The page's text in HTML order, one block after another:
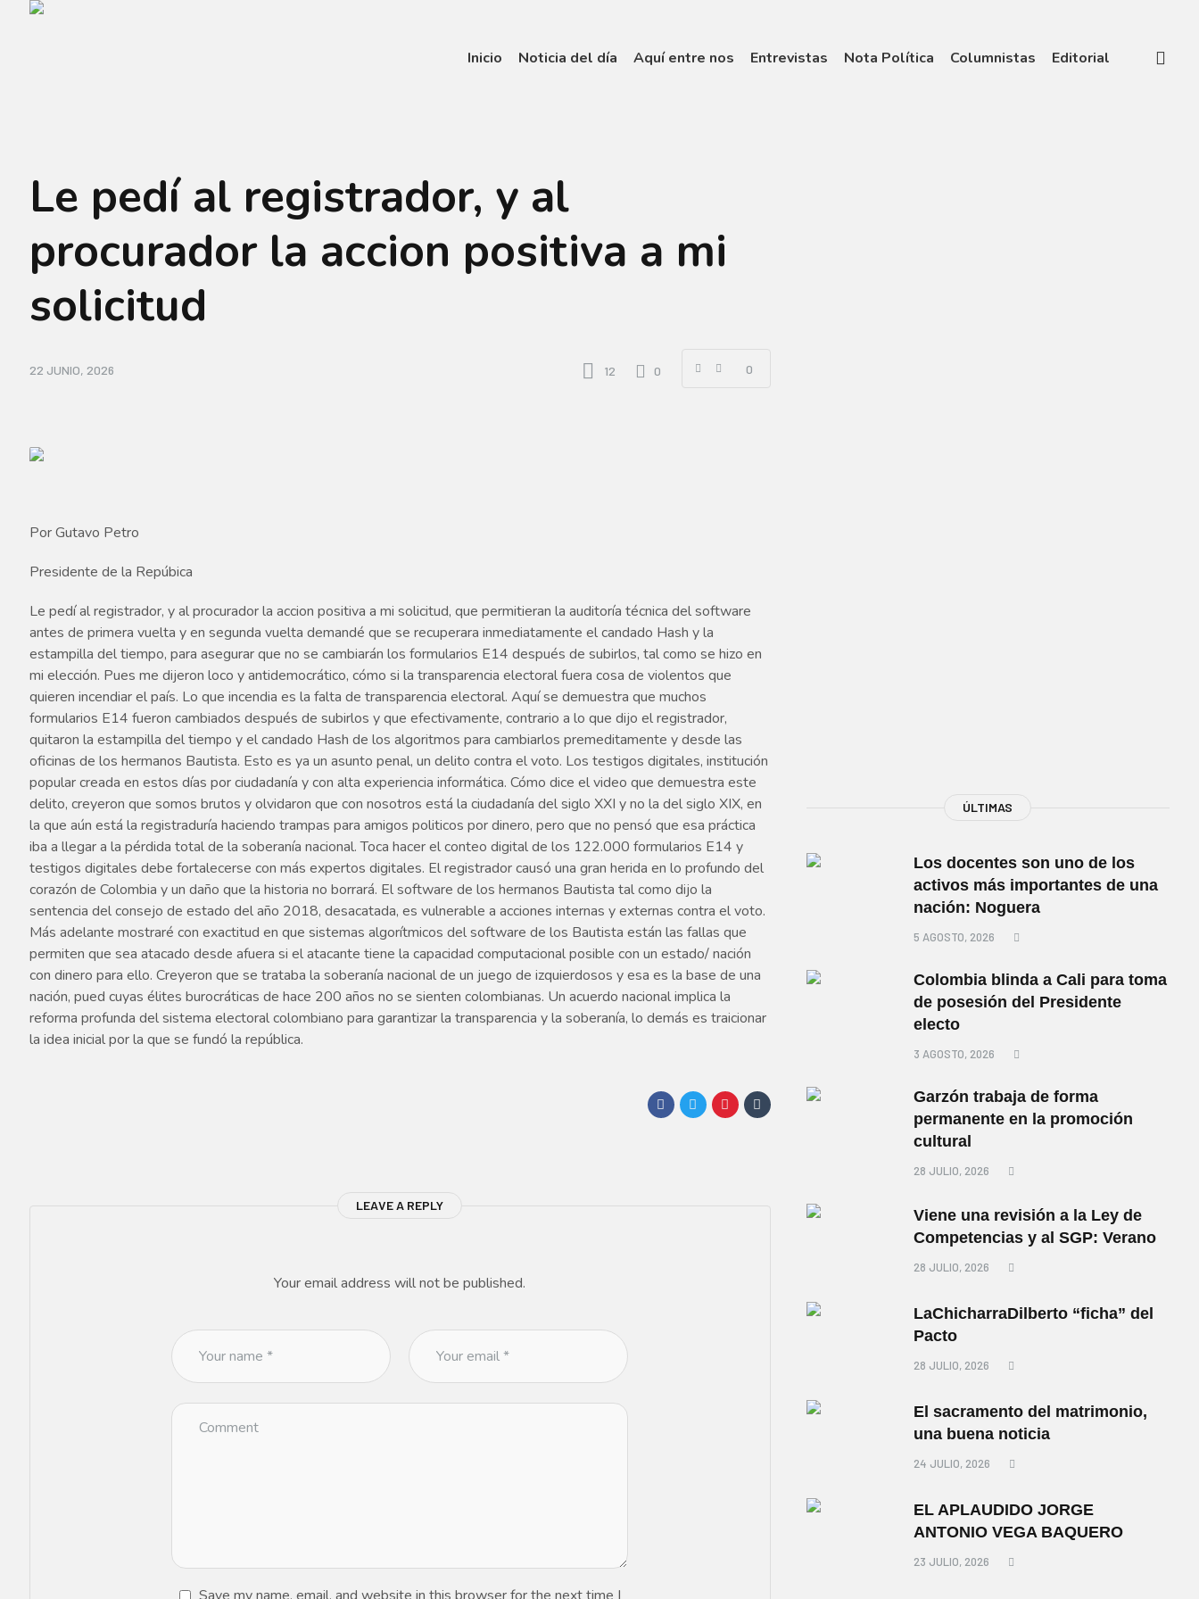
Inicio Noticia del día Aquí entre nos Entrevistas Nota Política Columnistas Editorial
Le pedí al registrador, y al
procurador la accion positiva a mi
solicitud
12 0 0
22 JUNIO, 2026
Por Gutavo Petro
Presidente de la Repúbica
Le pedí al registrador, y al procurador la accion positiva a mi solicitud, que permitieran la auditoría técnica del software
antes de primera vuelta y en segunda vuelta demandé que se recuperara inmediatamente el candado Hash y la
estampilla del tiempo, para asegurar que no se cambiarán los formularios E14 después de subirlos, tal como se hizo en
mi elección. Pues me dijeron loco y antidemocrático, cómo si la transparencia electoral fuera cosa de violentos que
quieren incendiar el país. Lo que incendia es la falta de transparencia electoral. Aquí se demuestra que muchos
formularios E14 fueron cambiados después de subirlos y que efectivamente, contrario a lo que dijo el registrador,
quitaron la estampilla del tiempo y el candado Hash de los algoritmos para cambiarlos premeditamente y desde las
oficinas de los hermanos Bautista. Esto es ya un asunto penal, un delito contra el voto. Los testigos digitales, institución
popular creada en estos días por ciudadanía y con alta experiencia informática. Cómo dice el video que demuestra este
delito, creyeron que somos brutos y olvidaron que con nosotros está la ciudadanía del siglo XXI y no la del siglo XIX, en
la que aún está la registraduría haciendo trampas para amigos politicos por dinero, pero que no pensó que esa práctica
iba a llegar a la pérdida total de la soberanía nacional. Toca hacer el conteo digital de los 122.000 formularios E14 y
testigos digitales debe fortalecerse con más expertos digitales. El registrador causó una gran herida en lo profundo del
corazón de Colombia y un daño que la historia no borrará. El software de los hermanos Bautista tal como dijo la
sentencia del consejo de estado del año 2018, desacatada, es vulnerable a acciones internas y externas contra el voto.
Más adelante mostraré con exactitud en que sistemas algorítmicos del software de los Bautista están las fallas que
permiten que sea atacado desde afuera si el atacante tiene la capacidad computacional posible con un estado/ nación
con dinero para ello. Creyeron que se trataba la soberanía nacional de un juego de izquierdosos y esa es la base de una
nación, pued cuyas élites burocráticas de hace 200 años no se sienten colombianas. Un acuerdo nacional implica la
reforma profunda del sistema electoral colombiano para garantizar la transparencia y la soberanía, lo demás es traicionar
la idea inicial por la que se fundó la república.
LEAVE A REPLY
Your email address will not be published.
ÚLTIMAS
Los docentes son uno de los
activos más importantes de una
nación: Noguera
5 AGOSTO, 2026
Colombia blinda a Cali para toma
de posesión del Presidente
electo
3 AGOSTO, 2026
Garzón trabaja de forma
permanente en la promoción
cultural
28 JULIO, 2026
Viene una revisión a la Ley de
Competencias y al SGP: Verano
28 JULIO, 2026
LaChicharraDilberto “ficha” del
Pacto
28 JULIO, 2026
El sacramento del matrimonio,
una buena noticia
24 JULIO, 2026
EL APLAUDIDO JORGE
ANTONIO VEGA BAQUERO
23 JULIO, 2026